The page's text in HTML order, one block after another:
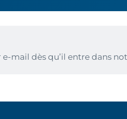
mail dès qu’il entre dans